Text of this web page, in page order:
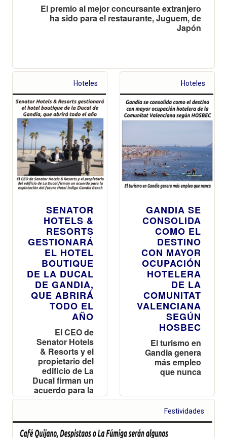
El premio al mejor concursante extranjero
ha sido para el restaurante, Juguem, de
Japón
Hoteles
SENATOR
HOTELS &
RESORTS
GESTIONARÁ
EL HOTEL
BOUTIQUE
DE LA DUCAL
DE GANDIA,
QUE ABRIRÁ
TODO EL
AÑO
El CEO de
Senator Hotels
& Resorts y el
propietario del
edificio de La
Ducal firman un
acuerdo para la
explotación del
Índigo Gandia
Beach
Hoteles
GANDIA SE
CONSOLIDA
COMO EL
DESTINO
CON MAYOR
OCUPACIÓN
HOTELERA
DE LA
COMUNITAT
VALENCIANA
SEGÚN
HOSBEC
El turismo en
Gandia genera
más empleo
que nunca
Festividades